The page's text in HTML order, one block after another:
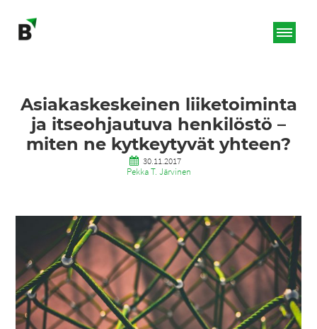
Asiakaskeskeinen liiketoiminta
ja itseohjautuva henkilöstö –
miten ne kytkeytyvät yhteen?
30.11.2017
Pekka T. Järvinen